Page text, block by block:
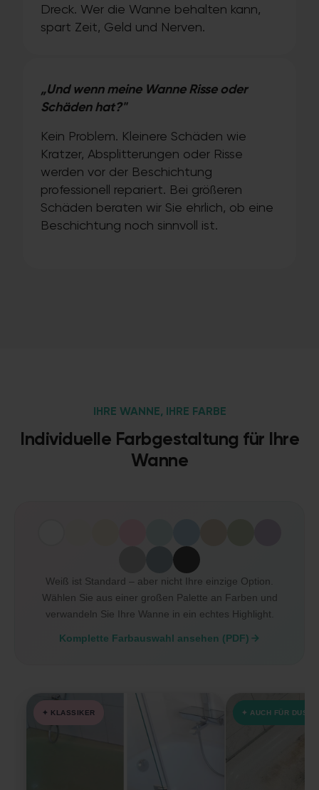
Dreck. Wer die Wanne behalten kann,
spart Zeit, Geld und Nerven.
„Und wenn meine Wanne Risse oder
Schäden hat?"
Kein Problem. Kleinere Schäden wie
Kratzer, Absplitterungen oder Risse
werden vor der Beschichtung
professionell repariert. Bei größeren
Schäden beraten wir Sie ehrlich, ob eine
Beschichtung noch sinnvoll ist.
IHRE WANNE, IHRE FARBE
Individuelle Farbgestaltung für Ihre
Wanne
Weiß ist Standard – aber nicht Ihre einzige Option.
Wählen Sie aus einer großen Palette an Farben und
verwandeln Sie Ihre Wanne in ein echtes Highlight.
Komplette Farbauswahl ansehen (PDF)
✦ KLASSIKER ✦ AUCH FÜR